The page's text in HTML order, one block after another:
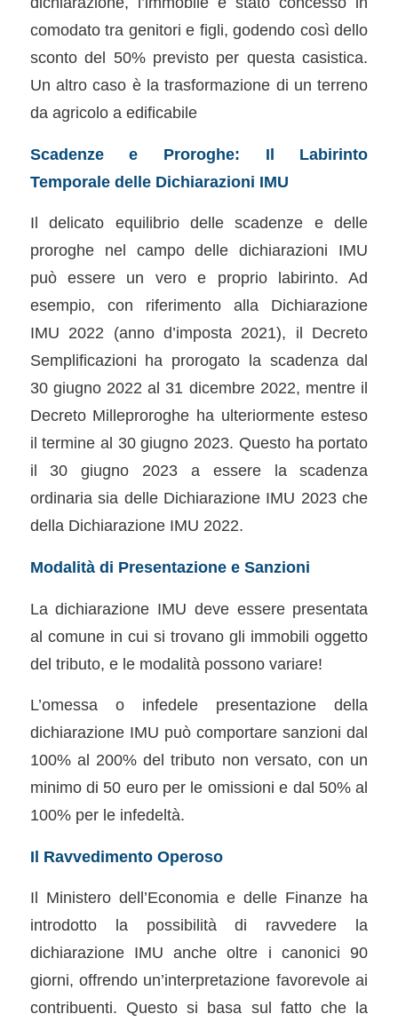
comodato tra genitori e figli, godendo così dello
sconto del 50% previsto per questa casistica.
Un altro caso è la trasformazione di un terreno
da agricolo a edificabile
Scadenze e Proroghe: Il Labirinto
Temporale delle Dichiarazioni IMU
Il delicato equilibrio delle scadenze e delle
proroghe nel campo delle dichiarazioni IMU
può essere un vero e proprio labirinto. Ad
esempio, con riferimento alla Dichiarazione
IMU 2022 (anno d’imposta 2021), il Decreto
Semplificazioni ha prorogato la scadenza dal
30 giugno 2022 al 31 dicembre 2022, mentre il
Decreto Milleproroghe ha ulteriormente esteso
il termine al 30 giugno 2023. Questo ha portato
il 30 giugno 2023 a essere la scadenza
ordinaria sia delle Dichiarazione IMU 2023 che
della Dichiarazione IMU 2022.
Modalità di Presentazione e Sanzioni
La dichiarazione IMU deve essere presentata
al comune in cui si trovano gli immobili oggetto
del tributo, e le modalità possono variare!
L’omessa o infedele presentazione della
dichiarazione IMU può comportare sanzioni dal
100% al 200% del tributo non versato, con un
minimo di 50 euro per le omissioni e dal 50% al
100% per le infedeltà.
Il Ravvedimento Operoso
Il Ministero dell’Economia e delle Finanze ha
introdotto la possibilità di ravvedere la
dichiarazione IMU anche oltre i canonici 90
giorni, offrendo un’interpretazione favorevole ai
contribuenti. Questo si basa sul fatto che la